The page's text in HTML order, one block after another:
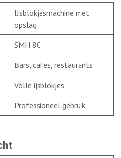
IJsblokjesmachine met
opslag
SMH 80
Bars, cafés, restaurants
Volle ijsblokjes
Professioneel gebruik